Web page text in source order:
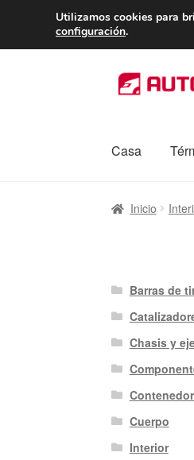
Ir
a
Ir
al
Casa
InicioCaja
Inicio
Barras de
Chasis y
Cuerpo
Interior
Utilizamos cookies para
configuración.